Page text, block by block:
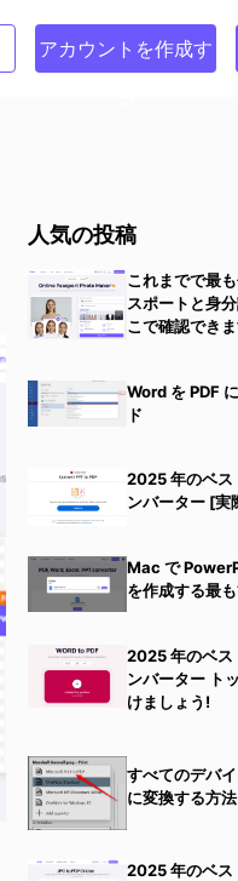
アカウントを作成す
人気の投稿
これまでで最
スポートと身
こで確認できま
Word を PDF
ド
2025 年のベス
ンバーター [実
Mac で
を作成する最
2025 年のベス
ンバーター ト
けましょう!
すべてのデバ
に変換する方法
2025 年のベス